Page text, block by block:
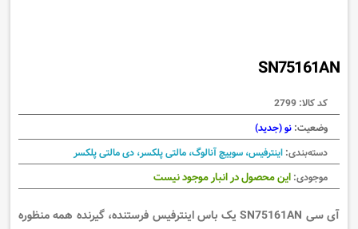
SN75161AN
کد کالا: 2799
وضعیت: نو (جدید)
دسته‌بندی: اینترفیس، سوییچ آنالوگ، مالتی پلکسر، دی مالتی پلکسر
موجودی: این محصول در انبار موجود نیست
آی سی SN75161AN یک باس اینترفیس فرستنده، گیرنده همه منظوره